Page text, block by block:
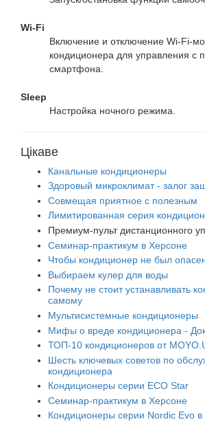
Wi-Fi
Включение и отключение Wi-Fi-
кондиционера для управления с
смартфона.
Sleep
Настройка ночного режима.
Цікаве
Канальные кондиционеры
Здоровый микроклимат - залог
Совмещая приятное с полезным
Лимитированная серия
Премиум-пульт дистанционного
Семинар-практикум в Херсоне
Чтобы кондиционер не был
Выбираем кулер для воды
Почему не стоит устанавливать
самому
Мультисистемные кондиционеры
Мифы о вреде кондиционера -
ТОП-10 кондиционеров от
Шесть ключевых советов по
кондиционера
Кондиционеры серии ECO Star
Семинар-практикум в Херсоне
Кондиционеры серии Nordic Evo в